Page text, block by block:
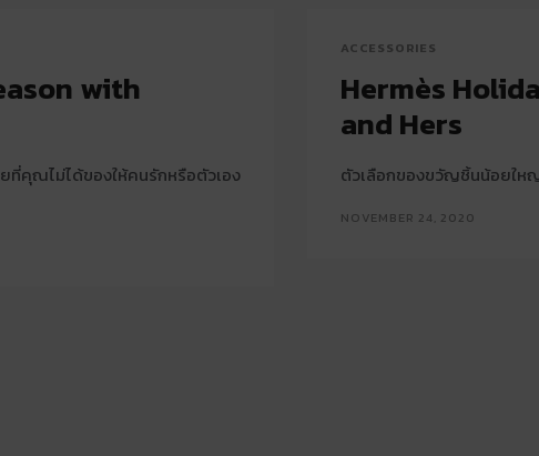
with
ที่คุณไม่ได้ของให้คนรักหรือตัวเอง
ACCESSORIES
Hermès
and Hers
ตัวเลือกของขวัญชิ้นน้อยให
NOVEMBER 24, 2020